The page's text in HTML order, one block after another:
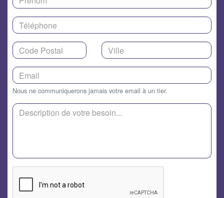
Nous ne communiquerons jamais votre email à un tier.